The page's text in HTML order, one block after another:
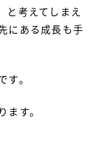
と考えてしまえ
にある成長も手
。
す。